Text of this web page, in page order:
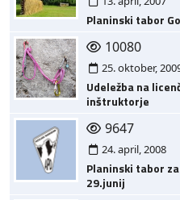
Planinski tabor
10080
25. oktober,
Udeležba na
inštruktorje
9647
24. april, 2008
Planinski tabor
29.junij